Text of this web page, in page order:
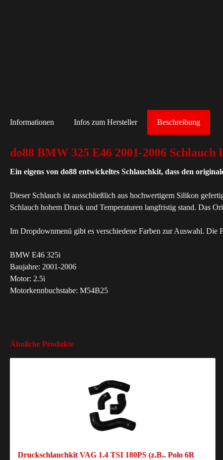
Beschreibung
Informationen Infos zum Hersteller
do88 BMW 325 E46 2001-2006 Schlauch
Ein eigens von do88 entwickeltes Schlauchkit, dass den
Dieser Schlauch ist ausschließlich aus hochwertigem Silikon
Schlauch hohem Druck und Temperaturen langfristig stand. Das
Im Dropdownmenü gibt es verschiedene Farben zur Auswahl. Die
BMW E46 325i
Baujahre: 2001-2006
Motor: 2.5i
Motorkennbuchstabe: M54B25
Ähnliche Produkte
Druckschlauchkit VAG 1.4 TSI 180PS (z.B.. Polo 6R